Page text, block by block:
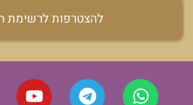
להצטרפות לרשימת